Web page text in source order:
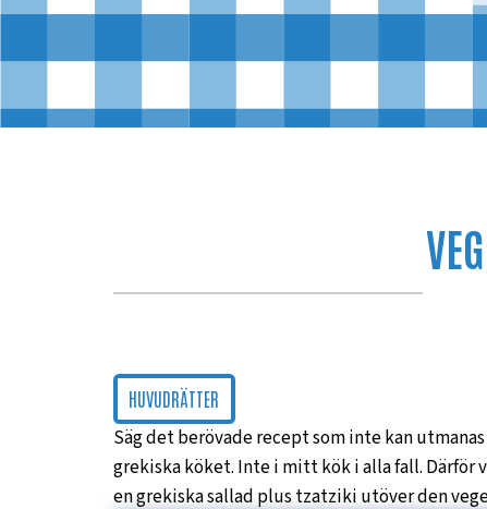
HUVUDRÄTTER
Säg det berövade recept som inte kan
grekiska köket. Inte i mitt kök i alla fall. Därför
en grekiska sallad plus tzatziki utöver den